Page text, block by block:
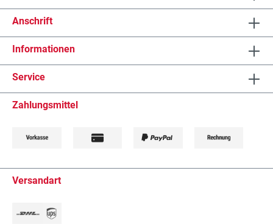
Anschrift
Informationen
Service
Zahlungsmittel
Versandart